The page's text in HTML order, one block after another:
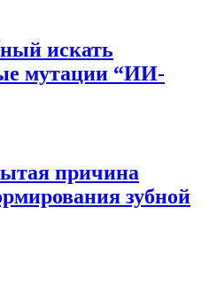
искать
мутации “ИИ-
причина
зубной